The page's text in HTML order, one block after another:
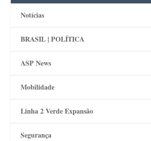
Notícias
BRASIL | POLÍTICA
ASP News
Mobilidade
Linha 2 Verde Expansão
Segurança